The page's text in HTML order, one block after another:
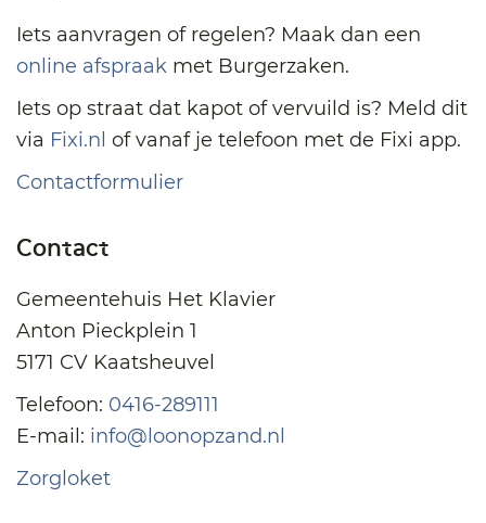
Iets aanvragen of regelen? Maak dan een
online afspraak met Burgerzaken.
Iets op straat dat kapot of vervuild is? Meld dit
via Fixi.nl of vanaf je telefoon met de Fixi app.
Contactformulier
Contact
Gemeentehuis Het Klavier
Anton Pieckplein 1
5171 CV Kaatsheuvel
Telefoon: 0416-289111
E-mail: info@loonopzand.nl
Zorgloket